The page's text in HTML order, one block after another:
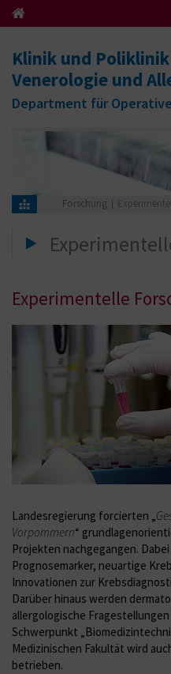
Klinik und
Venerologie und
Department für
Forschung
Experimentelle
Landesregierung forcierten „
Vorpommern“
Projekten nachgegangen.
Prognosemarker, neuartige
Innovationen zur
Darüber hinaus werden
allergologische
Schwerpunkt
Medizinischen Fakultät wird
betrieben.